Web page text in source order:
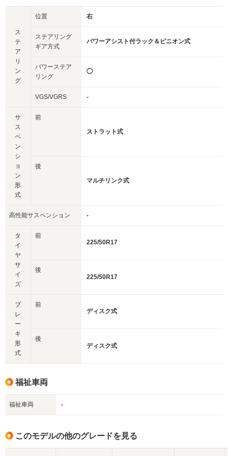
ス
テ
ア
リ
ン
グ
位置 右
ステアリング
ギア方式
パワーアシスト付ラック＆ピニオン式
パワーステア
リング
◯
VGS/VGRS -
サ
ス
ペ
ン
シ
ョ
ン
形
式
前
ストラット式
後
マルチリンク式
高性能サスペンション -
タ
イ
ヤ
サ
イ
ズ
前
225/50R17
後
225/50R17
ブ
レ
ー
キ
形
式
前
ディスク式
後
ディスク式
福祉車両
福祉車両 -
このモデルの他のグレードを見る